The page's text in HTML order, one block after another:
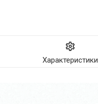
Характеристики